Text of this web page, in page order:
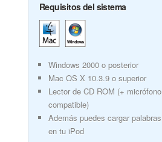
Requisitos del sistema
Windows 2000 o posterior
Mac OS X 10.3.9 o superior
Lector de CD ROM (+ micrófono
compatible)
Además puedes cargar palabras
en tu iPod